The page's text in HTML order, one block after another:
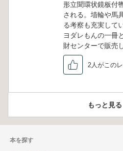
形立聞環状鏡板付
される。埴輪や馬
る考察も充実して
ヨダレもんの一冊
財センターで販売
2人がこの
もっと見る
本を探す